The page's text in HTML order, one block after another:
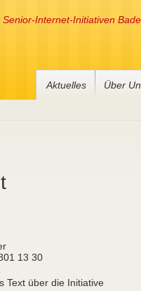
Internet-Initiativen
Aktuelles Über
13 30
Text über die Initiative